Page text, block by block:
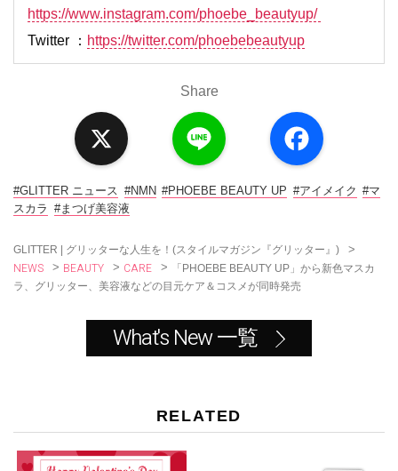
https://www.instagram.com/phoebe_beautyup/
Twitter ： https://twitter.com/phoebebeautyup
Share
a
c
o
#GLITTER ニュース #NMN #PHOEBE BEAUTY UP #アイメイク #マ
スカラ #まつげ美容液
GLITTER | グリッターな人生を！(スタイルマガジン『グリッター』) >
NEWS > BEAUTY > CARE >
「PHOEBE BEAUTY UP」から新色マスカ
ラ、グリッター、美容液などの目元ケア＆コスメが同時発売
What's New 一覧
RELATED